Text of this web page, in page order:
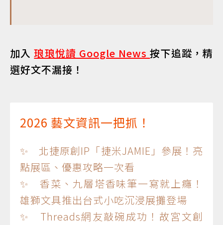
加入琅琅悅讀 Google News按下追蹤，精
選好文不漏接！
2026 藝文資訊一把抓！
✨ 北捷原創IP「捷米JAMIE」參展！亮
點展區、優惠攻略一次看
✨ 香菜、九層塔香味筆一寫就上癮！
雄獅文具推出台式小吃沉浸展攤登場
✨ Threads網友敲碗成功！故宮文創